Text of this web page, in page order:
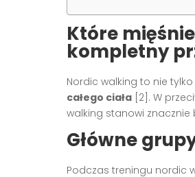
Które
kompletny
Nordic walking to nie
całego ciała [2]. W
walking stanowi
Główne
Podczas treningu nordic